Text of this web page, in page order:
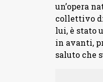
un’opera
collettivo di
lui, è stato
in avanti,
saluto che